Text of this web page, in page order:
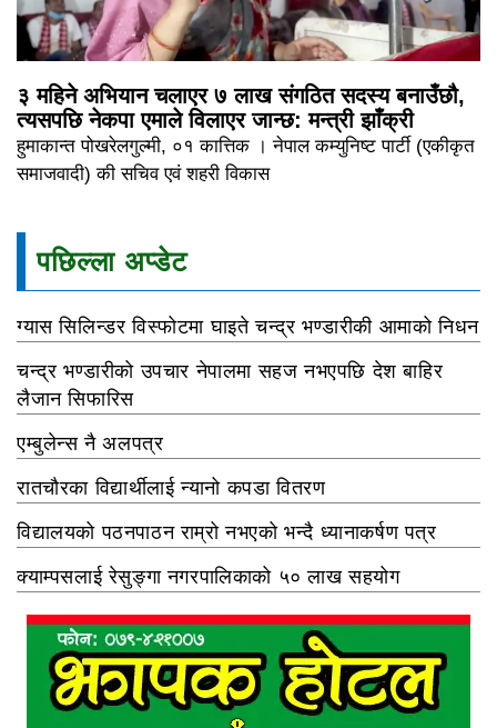
३ महिने अभियान चलाएर ७ लाख संगठित सदस्य बनाउँछौ,
त्यसपछि नेकपा एमाले विलाएर जान्छ: मन्त्री झाँक्री
हुमाकान्त पोखरेलगुल्मी, ०१ कात्तिक । नेपाल कम्युनिष्ट पार्टी (एकीकृत
समाजवादी) की सचिव एवं शहरी विकास
पछिल्ला अप्डेट
ग्यास सिलिन्डर विस्फोटमा घाइते चन्द्र भण्डारीकी आमाको निधन
चन्द्र भण्डारीको उपचार नेपालमा सहज नभएपछि देश बाहिर
लैजान सिफारिस
एम्बुलेन्स नै अलपत्र
रातचौरका विद्यार्थीलाई न्यानो कपडा वितरण
विद्यालयको पठनपाठन राम्रो नभएको भन्दै ध्यानाकर्षण पत्र
क्याम्पसलाई रेसुङ्गा नगरपालिकाको ५० लाख सहयोग